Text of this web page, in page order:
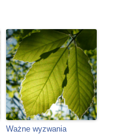
Ważne wyzwania